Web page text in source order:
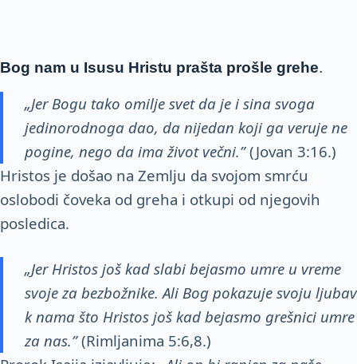
Bog nam u Isusu Hristu prašta prošle grehe.
„Jer Bogu tako omilje svet da je i sina svoga
jedinorodnoga dao, da nijedan koji ga veruje ne
pogine, nego da ima život večni.”(Jovan 3:16.)
Hristos je došao na Zemlju da svojom smrću
oslobodi čoveka od greha i otkupi od njegovih
posledica.
„Jer Hristos još kad slabi bejasmo umre u vreme
svoje za bezbožnike. Ali Bog pokazuje svoju ljubav
k nama što Hristos još kad bejasmo grešnici umre
za nas.”(Rimljanima 5:6,8.)